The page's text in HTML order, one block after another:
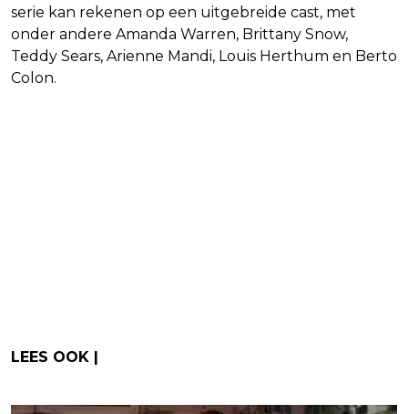
serie kan rekenen op een uitgebreide cast, met
onder andere Amanda Warren, Brittany Snow,
Teddy Sears, Arienne Mandi, Louis Herthum en Berto
Colon.
LEES OOK |